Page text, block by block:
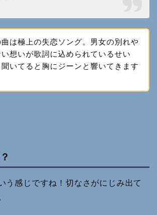
曲は極上の失恋ソング。男女の別れや
想いが歌詞に込められているせい
いてると胸にジーンと響いてきます
う感じですね！切なさがにじみ出て